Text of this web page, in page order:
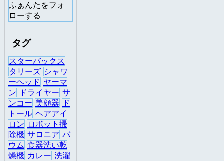
ふぁんたをフォ
ローする
タグ
スターバックス
タリーズ シャワ
ーヘッド ヤーマ
ン
ドライヤー サ
ンコー 美顔器
ド
トール ヘアアイ
ロン ロボット掃
除機 サロニア バ
ウム 食器洗い乾
燥機 カレー 洗濯